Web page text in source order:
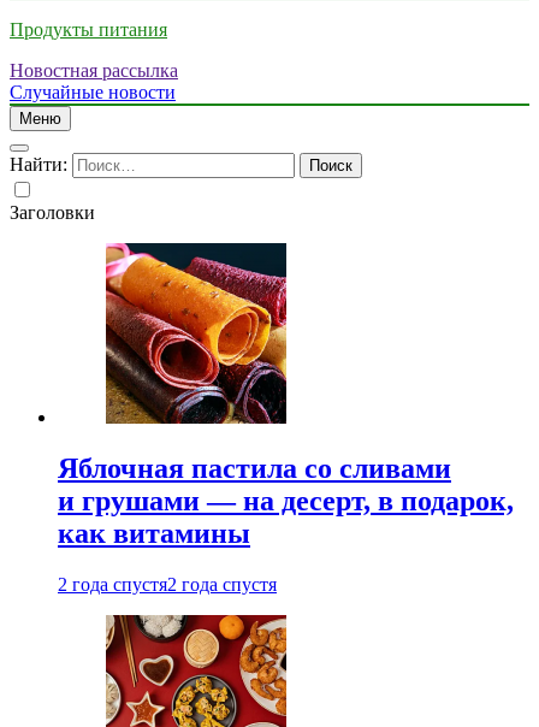
Продукты питания
Новостная рассылка
Случайные новости
Меню
Найти:
Заголовки
Яблочная пастила со сливами
и грушами — на десерт, в подарок,
как витамины
2 года спустя2 года спустя